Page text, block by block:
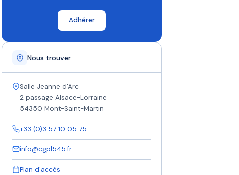
Adhérer
Nous trouver
Salle Jeanne d'Arc
2 passage Alsace-Lorraine
54350 Mont-Saint-Martin
+33 (0)3 57 10 05 75
info@cgpl545.fr
Plan d'accès